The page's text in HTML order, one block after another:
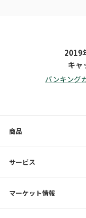
2019
キャ
バンキング
商品
サービス
マーケット情報